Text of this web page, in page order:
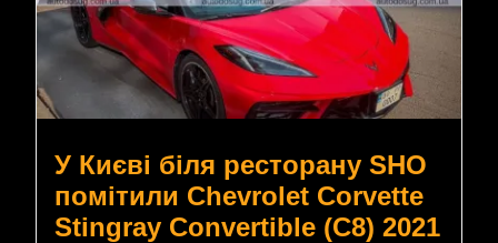
У Києві біля ресторану SHO
помітили Chevrolet Corvette
Stingray Convertible (C8) 2021